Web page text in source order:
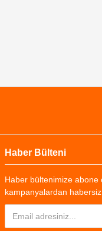
Haber Bülteni
Haber bültenimize abone
kampanyalardan habersiz